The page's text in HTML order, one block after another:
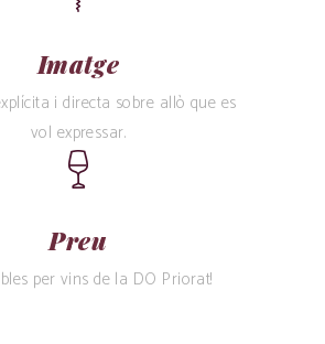
Imatge
i directa sobre allò que es
vol expressar.
Preu
per vins de la DO Priorat!